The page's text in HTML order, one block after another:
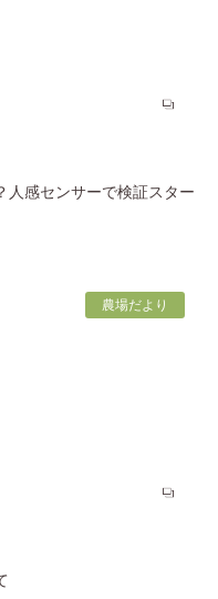
人感センサーで検証スター
農場だより